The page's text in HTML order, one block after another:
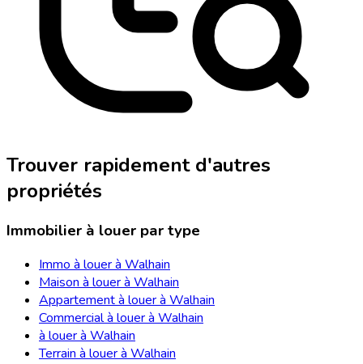
Trouver rapidement d'autres
propriétés
Immobilier à louer par type
Immo à louer à Walhain
Maison à louer à Walhain
Appartement à louer à Walhain
Commercial à louer à Walhain
à louer à Walhain
Terrain à louer à Walhain